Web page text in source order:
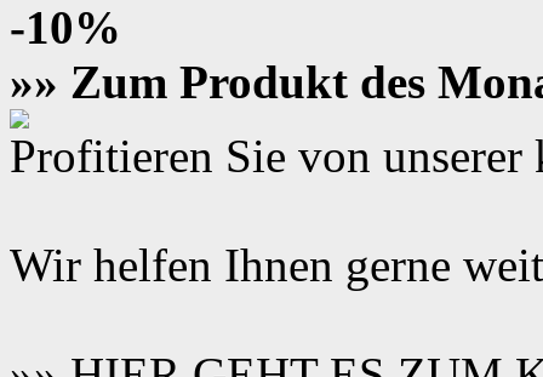
-10%
»» Zum Produkt des
Profitieren Sie von unserer
Wir helfen Ihnen gerne